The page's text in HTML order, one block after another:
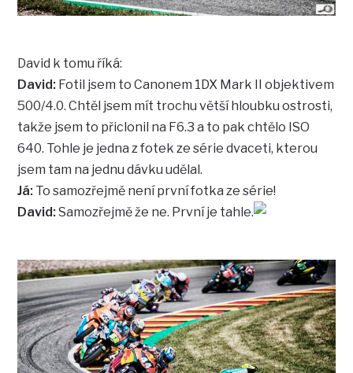
David k tomu říká:
David: Fotil jsem to Canonem 1DX Mark II objektivem
500/4.0. Chtěl jsem mít trochu větší hloubku ostrosti,
takže jsem to přiclonil na F6.3 a to pak chtělo ISO
640. Tohle je jedna z fotek ze série dvaceti, kterou
jsem tam na jednu dávku udělal.
Já: To samozřejmě není první fotka ze série!
David: Samozřejmě že ne. První je tahle.